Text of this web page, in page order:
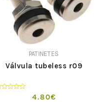
PATINETES
Válvula tubeless r09
4.80€